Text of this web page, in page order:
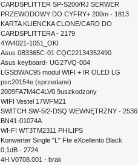
CARDSPLITTER SP-S200/RJ SERWER
PRZEWODOWY DO CYFRY+ 200m - 1813
KARTA KLIENCKA CLONE/CARD DO
CARDSPLITTERA - 2179
4YA4021-1051_OKI
Asus 0B3365C-01 CQC22134352490
Asus keyboard- UG27VQ-004
LGSBWAC95 modul WIFI + IR OLED LG
psc20154e (sprzedane)
2009FA7M4C4LV0.9uszkodzony
WIFI Vestel 17WFM21
SWITCH SW-5/2-DSQ WEWNĘTRZNY - 2536
BN41-01074A
WI-FI WT3TM2311 PHILIPS
Konwerter Single "L" Fte eXcellento Black
0,1dB - 2724
4H.V0708.001 - brak